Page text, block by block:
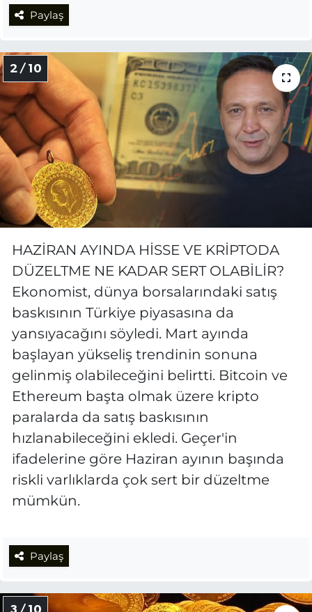
Paylaş
2 / 10
HAZİRAN AYINDA HİSSE VE KRİPTODA
DÜZELTME NE KADAR SERT OLABİLİR?
Ekonomist, dünya borsalarındaki satış
baskısının Türkiye piyasasına da
yansıyacağını söyledi. Mart ayında
başlayan yükseliş trendinin sonuna
gelinmiş olabileceğini belirtti. Bitcoin ve
Ethereum başta olmak üzere kripto
paralarda da satış baskısının
hızlanabileceğini ekledi. Geçer'in
ifadelerine göre Haziran ayının başında
riskli varlıklarda çok sert bir düzeltme
mümkün.
Paylaş